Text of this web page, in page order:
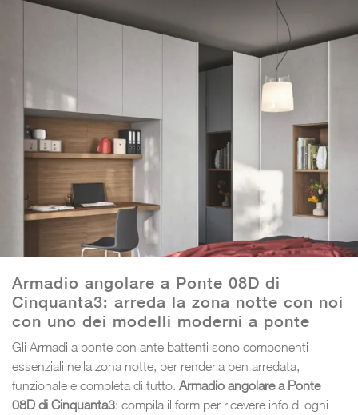
Armadio angolare a Ponte 08D di
Cinquanta3: arreda la zona notte con noi
con uno dei modelli moderni a ponte
Gli Armadi a ponte con ante battenti sono componenti
essenziali nella zona notte, per renderla ben arredata,
funzionale e completa di tutto. Armadio angolare a Ponte
08D di Cinquanta3: compila il form per ricevere info di ogni